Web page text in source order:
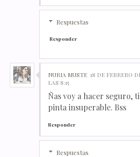
Respuestas
Responder
NURIA MUSTE 18 DE FEBRERO
LAS 8:15
Ñas voy a hacer seguro,
pinta insuperable. Bss
Responder
Respuestas